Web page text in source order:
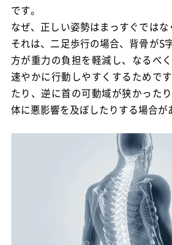
です。
なぜ、正しい姿勢はまっすぐではな
それは、二足歩行の場合、背骨がS
方が重力の負担を軽減し、なるべ
速やかに行動しやすくするためで
たり、逆に首の可動域が狭かった
体に悪影響を及ぼしたりする場合が